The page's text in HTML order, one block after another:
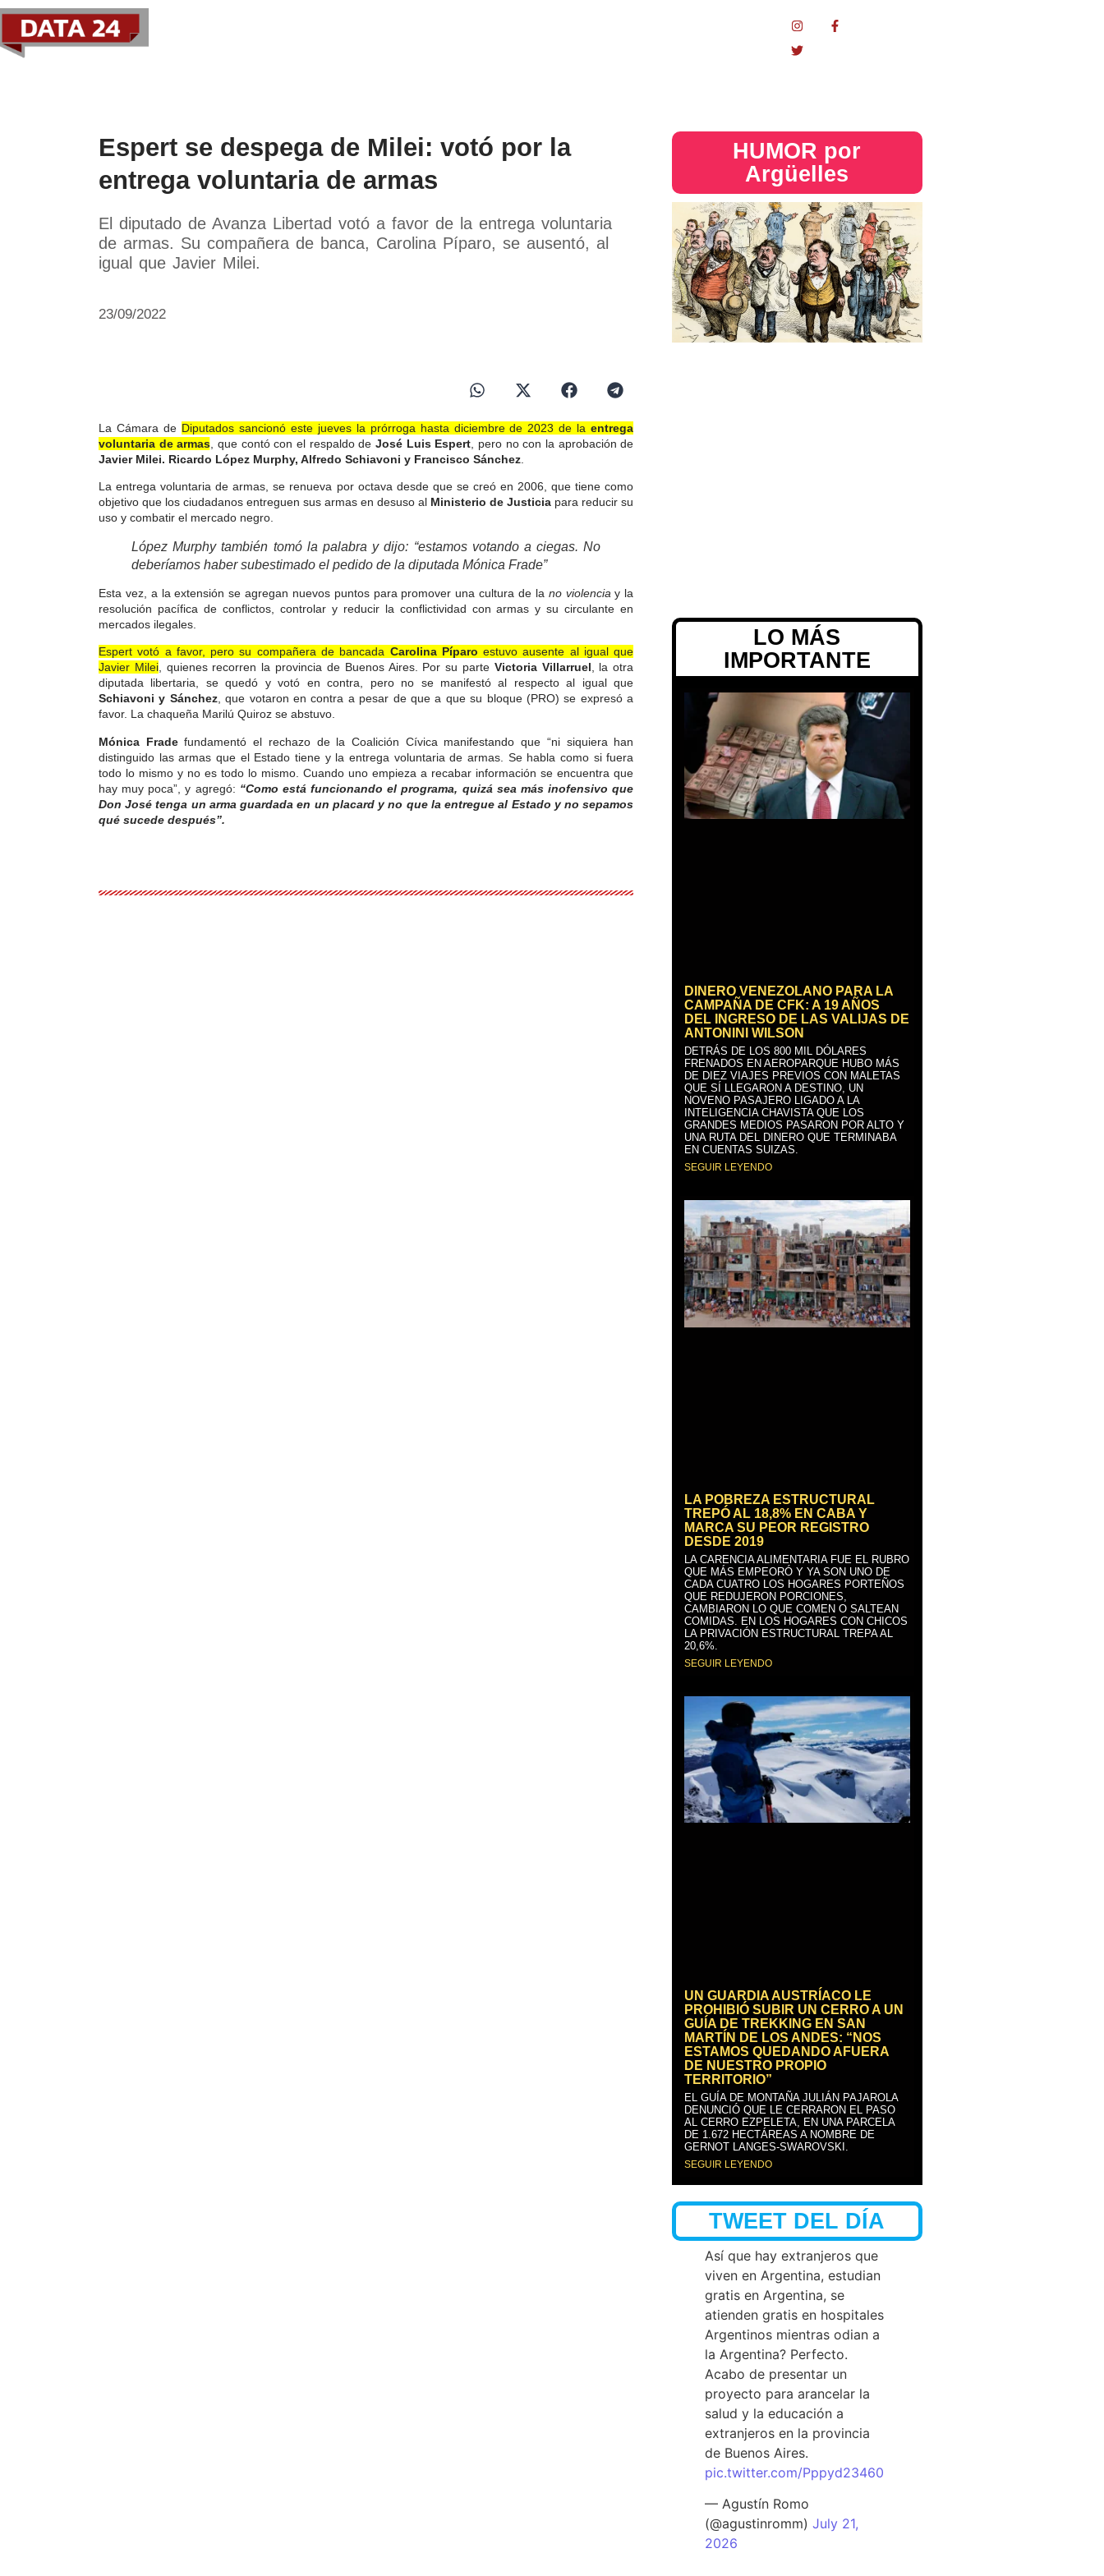
Espert se despega de Milei: votó por la
entrega voluntaria de armas
El diputado de Avanza Libertad votó a favor de la entrega voluntaria
de armas. Su compañera de banca, Carolina Píparo, se ausentó, al
igual que Javier Milei.
23/09/2022
La Cámara de Diputados sancionó este jueves la prórroga hasta diciembre de 2023 de laentrega
voluntaria de armas , que contó con el respaldo de José Luis Espert , pero no con la aprobación de
Javier Milei. Ricardo López Murphy, Alfredo Schiavoni y Francisco Sánchez
La entrega voluntaria de armas, se renueva por octava desde que se creó en 2006, que tiene como
objetivo que los ciudadanos entreguen sus armas en desuso al Ministerio de Justicia para reducir su
uso y combatir el mercado negro.
López Murphy también tomó la palabra y dijo: “estamos votando a ciegas. No
deberíamos haber subestimado el pedido de la diputada Mónica Frade”
Esta vez, a la extensión se agregan nuevos puntos para promover una cultura de la no violencia y la
resolución pacífica de conflictos, controlar y reducir la conflictividad con armas y su circulante en
mercados ilegales.
Espert votó a favor, pero su compañera de bancada Carolina Píparo estuvo ausente al igual que
Javier Milei, quienes recorren la provincia de Buenos Aires. Por su parte Victoria Villarruel , la otra
diputada libertaria, se quedó y votó en contra, pero no se manifestó al respecto al igual que
Schiavoni y Sánchez, que votaron en contra a pesar de que a que su bloque (PRO) se expresó a
favor. La chaqueña Marilú Quiroz se abstuvo.
Mónica Fradefundamentó el rechazo de la Coalición Cívica manifestando que “ni siquiera han
distinguido las armas que el Estado tiene y la entrega voluntaria de armas. Se habla como si fuera
todo lo mismo y no es todo lo mismo. Cuando uno empieza a recabar información se encuentra que
hay muy poca”, y agregó: “Como está funcionando el programa, quizá sea más inofensivo que
Don José tenga un arma guardada en un placard y no que la entregue al Estado y no sepamos
qué sucede después”.
HUMOR por
Argüelles​
LO MÁS
IMPORTANTE
DINERO VENEZOLANO PARA LA
CAMPAÑA DE CFK: A 19 AÑOS
DEL INGRESO DE LAS VALIJAS DE
ANTONINI WILSON
DETRÁS DE LOS 800 MIL DÓLARES
FRENADOS EN AEROPARQUE HUBO MÁS
DE DIEZ VIAJES PREVIOS CON MALETAS
QUE SÍ LLEGARON A DESTINO, UN
NOVENO PASAJERO LIGADO A LA
INTELIGENCIA CHAVISTA QUE LOS
GRANDES MEDIOS PASARON POR ALTO Y
UNA RUTA DEL DINERO QUE TERMINABA
EN CUENTAS SUIZAS.
SEGUIR LEYENDO
LA POBREZA ESTRUCTURAL
TREPÓ AL 18,8% EN CABA Y
MARCA SU PEOR REGISTRO
DESDE 2019
LA CARENCIA ALIMENTARIA FUE EL RUBRO
QUE MÁS EMPEORÓ Y YA SON UNO DE
CADA CUATRO LOS HOGARES PORTEÑOS
QUE REDUJERON PORCIONES,
CAMBIARON LO QUE COMEN O SALTEAN
COMIDAS. EN LOS HOGARES CON CHICOS
LA PRIVACIÓN ESTRUCTURAL TREPA AL
20,6%.
SEGUIR LEYENDO
UN GUARDIA AUSTRÍACO LE
PROHIBIÓ SUBIR UN CERRO A UN
GUÍA DE TREKKING EN SAN
MARTÍN DE LOS ANDES: “NOS
ESTAMOS QUEDANDO AFUERA
DE NUESTRO PROPIO
TERRITORIO”
EL GUÍA DE MONTAÑA JULIÁN PAJAROLA
DENUNCIÓ QUE LE CERRARON EL PASO
AL CERRO EZPELETA, EN UNA PARCELA
DE 1.672 HECTÁREAS A NOMBRE DE
GERNOT LANGES-SWAROVSKI.
SEGUIR LEYENDO
TWEET DEL DÍA
Así que hay extranjeros que
viven en Argentina, estudian
gratis en Argentina, se
atienden gratis en hospitales
Argentinos mientras odian a
la Argentina? Perfecto.
Acabo de presentar un
proyecto para arancelar la
salud y la educación a
extranjeros en la provincia
de Buenos Aires.
pic.twitter.com/Pppyd23460
— Agustín Romo
(@agustinromm)July 21,
2026